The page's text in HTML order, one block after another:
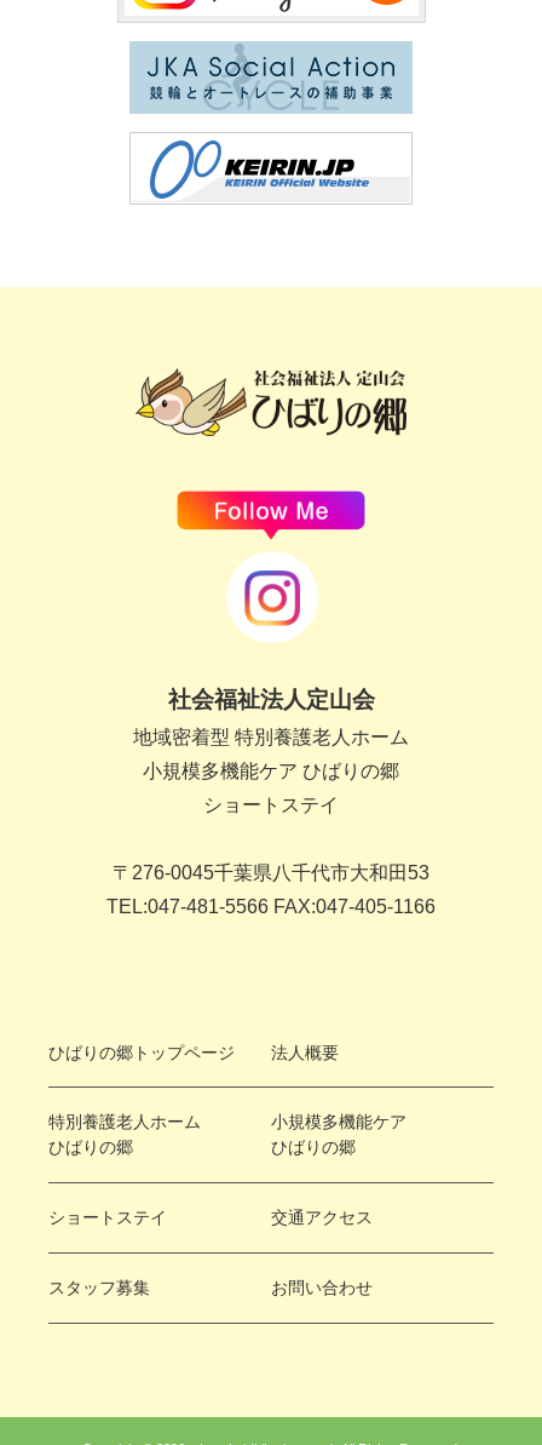
社会福祉法人定山会
地域密着型 特別養護老人ホーム
小規模多機能ケア ひばりの郷
ショートステイ
〒276-0045千葉県八千代市大和田53
TEL:047-481-5566 FAX:047-405-1166
ひばりの郷トップページ 法人概要
特別養護老人ホーム
ひばりの郷
小規模多機能ケア
ひばりの郷
ショートステイ 交通アクセス
スタッフ募集 お問い合わせ